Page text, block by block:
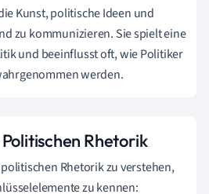
Kunst, politische Ideen und
zu kommunizieren. Sie spielt eine
und beeinflusst oft, wie Politiker
werden.
Rhetorik
Rhetorik zu verstehen,
zu kennen: